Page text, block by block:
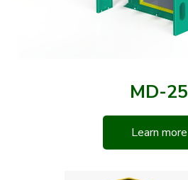
MD-25
Learn more